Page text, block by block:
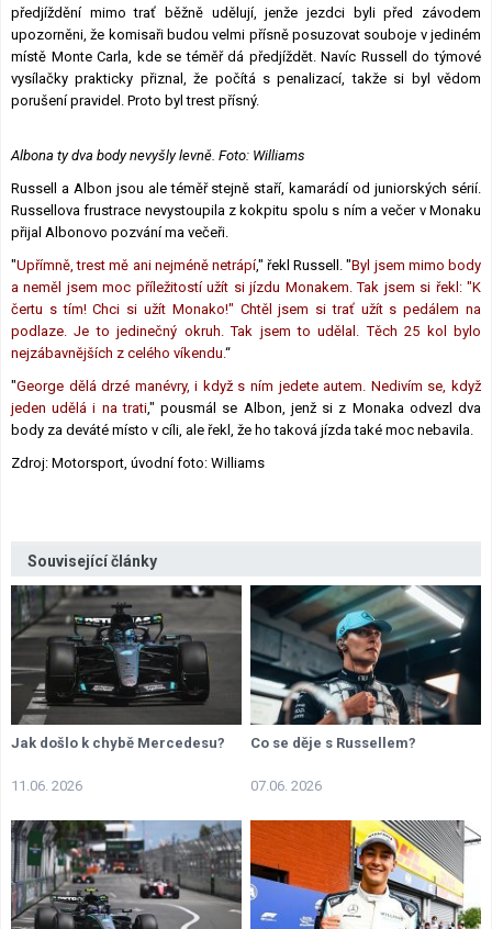
předjíždění mimo trať běžně udělují, jenže jezdci byli před závodem
upozorněni, že komisaři budou velmi přísně posuzovat souboje v jediném
místě Monte Carla, kde se téměř dá předjíždět. Navíc Russell do týmové
vysílačky prakticky přiznal, že počítá s penalizací, takže si byl vědom
porušení pravidel. Proto byl trest přísný.
Albona ty dva body nevyšly levně. Foto: Williams
Russell a Albon jsou ale téměř stejně staří, kamarádí od juniorských sérií.
Russellova frustrace nevystoupila z kokpitu spolu s ním a večer v Monaku
přijal Albonovo pozvání ma večeři.
"Upřímně, trest mě ani nejméně netrápí," řekl Russell. "Byl jsem mimo body
a neměl jsem moc příležitostí užít si jízdu Monakem. Tak jsem si řekl: "K
čertu s tím! Chci si užít Monako!" Chtěl jsem si trať užít s pedálem na
podlaze. Je to jedinečný okruh. Tak jsem to udělal. Těch 25 kol bylo
nejzábavnějších z celého víkendu. “
"George dělá drzé manévry, i když s ním jedete autem. Nedivím se, když
jeden udělá i na trati," pousmál se Albon, jenž si z Monaka odvezl dva
body za deváté místo v cíli, ale řekl, že ho taková jízda také moc nebavila.
Zdroj: Motorsport, úvodní foto: Williams
Související články
Jak došlo k chybě Mercedesu?
11.06. 2026
Co se děje s Russellem?
07.06. 2026